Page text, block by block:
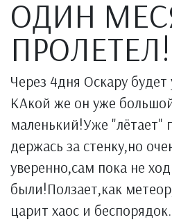
ОДИН
ПРОЛЕТЕЛ!
Через 4дня Оскару
КАкой же он уже
маленький!Уже "лётает"
держась за стенку,но
уверенно,сам пока не
были!Ползает,как
царит хаос и